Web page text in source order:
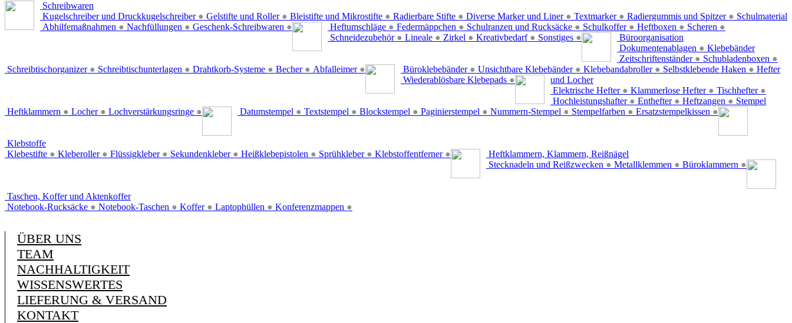
Schreibwaren
Kugelschreiber und Druckkugelschreiber ● Gelstifte und Roller ● Bleistifte und Mikrostifte ● Radierbare Stifte ● Diverse Marker und Liner ● Textmarker ● Radiergummis und Spitzer ●
Abhilfemaßnahmen ● Nachfüllungen ● Geschenk-Schreibwaren ●
Schulmaterial
Heftumschläge ● Federmäppchen ● Schulranzen und Rucksäcke ● Schulkoffer ● Heftboxen ● Scheren ●
Schneidezubehör ● Lineale ● Zirkel ● Kreativbedarf ● Sonstiges ●
Büroorganisation
Dokumentenablagen ●
Zeitschriftenständer ● Schubladenboxen ●
Schreibtischorganizer ● Schreibtischunterlagen ● Drahtkorb-Systeme ● Becher ● Abfalleimer ●
Klebebänder
Büroklebebänder ● Unsichtbare Klebebänder ● Klebebandabroller ● Selbstklebende Haken ●
Wiederablösbare Klebepads ●
Hefter
und Locher
Elektrische Hefter ● Klammerlose Hefter ● Tischhefter ●
Hochleistungshafter ● Enthefter ● Heftzangen ●
Heftklammern ● Locher ● Lochverstärkungsringe ●
Stempel
Datumstempel ● Textstempel ● Blockstempel ● Paginierstempel ● Nummern-Stempel ● Stempelfarben ● Ersatzstempelkissen ●
Klebstoffe
Klebestifte ● Kleberoller ● Flüssigkleber ● Sekundenkleber ● Heißklebepistolen ● Sprühkleber ● Klebstoffentferner ●
Heftklammern, Klammern, Reißnägel
Stecknadeln und Reißzwecken ● Metallklemmen ● Büroklammern ●
Taschen, Koffer und Aktenkoffer
Notebook-Rucksäcke ● Notebook-Taschen ● Koffer ● Laptophüllen ● Konferenzmappen ●
ÜBER UNS
TEAM
NACHHALTIGKEIT
WISSENSWERTES
LIEFERUNG & VERSAND
KONTAKT